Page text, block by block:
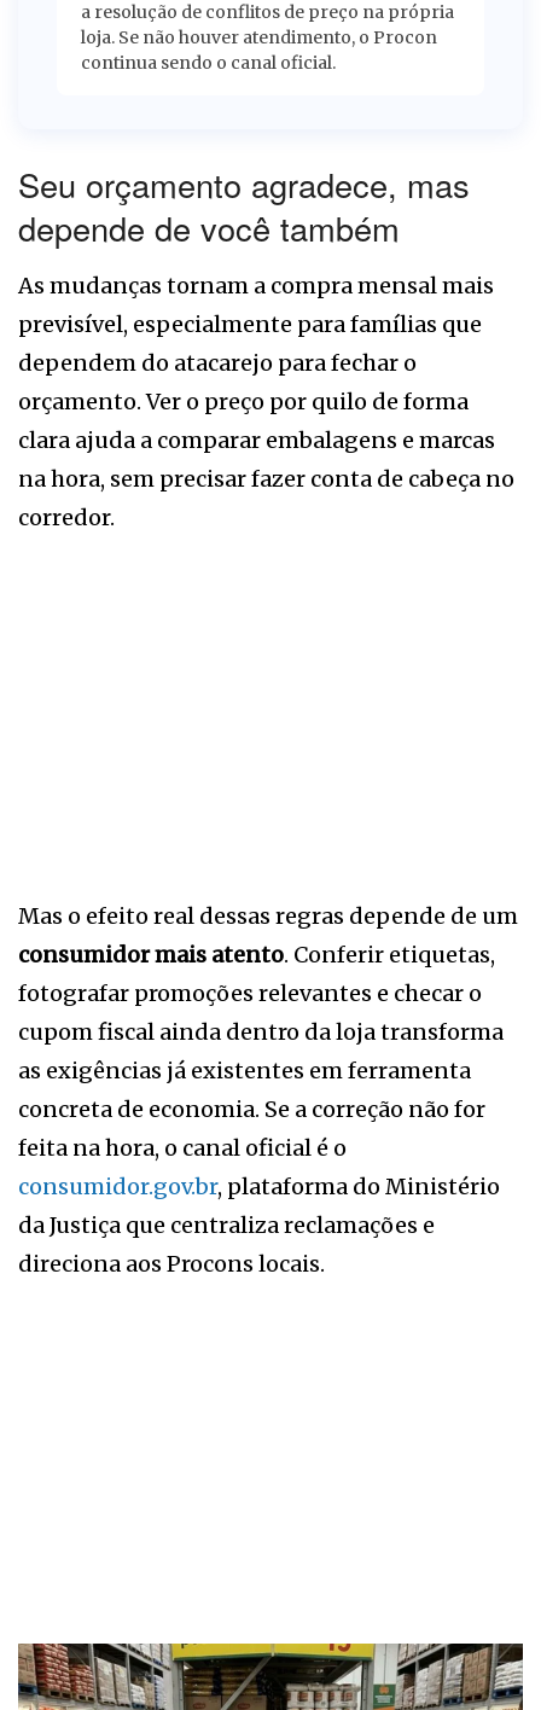
a resolução de conflitos de preço na própria
loja. Se não houver atendimento, o Procon
continua sendo o canal oficial.
Seu orçamento agradece, mas
depende de você também
As mudanças tornam a compra mensal mais
previsível, especialmente para famílias que
dependem do atacarejo para fechar o
orçamento. Ver o preço por quilo de forma
clara ajuda a comparar embalagens e marcas
na hora, sem precisar fazer conta de cabeça no
corredor.
Mas o efeito real dessas regras depende de um
consumidor mais atento. Conferir etiquetas,
fotografar promoções relevantes e checar o
cupom fiscal ainda dentro da loja transforma
as exigências já existentes em ferramenta
concreta de economia. Se a correção não for
feita na hora, o canal oficial é o
consumidor.gov.br, plataforma do Ministério
da Justiça que centraliza reclamações e
direciona aos Procons locais.